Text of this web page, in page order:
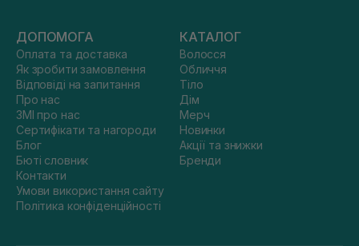
ДОПОМОГА
Оплата та доставка
Як зробити замовлення
Відповіді на запитання
Про нас
ЗМІ про нас
Сертифікати та нагороди
Блог
Бюті словник
Контакти
Умови використання сайту
Політика конфіденційності
КАТАЛОГ
Волосся
Обличчя
Тіло
Дім
Мерч
Новинки
Акції та знижки
Бренди